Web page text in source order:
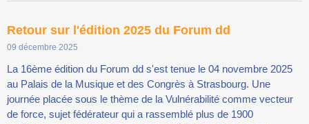
Retour sur l'édition 2025 du Forum dd
09 décembre 2025
La 16ème édition du Forum dd s'est tenue le 04 novembre 2025
au Palais de la Musique et des Congrès à Strasbourg. Une
journée placée sous le thème de la Vulnérabilité comme vecteur
de force, sujet fédérateur qui a rassemblé plus de 1900